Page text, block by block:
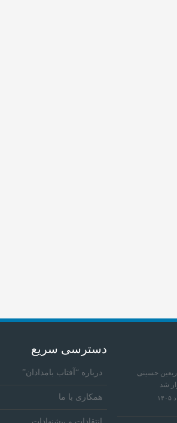
حسینی
شد
دسترسی سریع
درباره “آفتاب بامدادان”
همکاری با ما